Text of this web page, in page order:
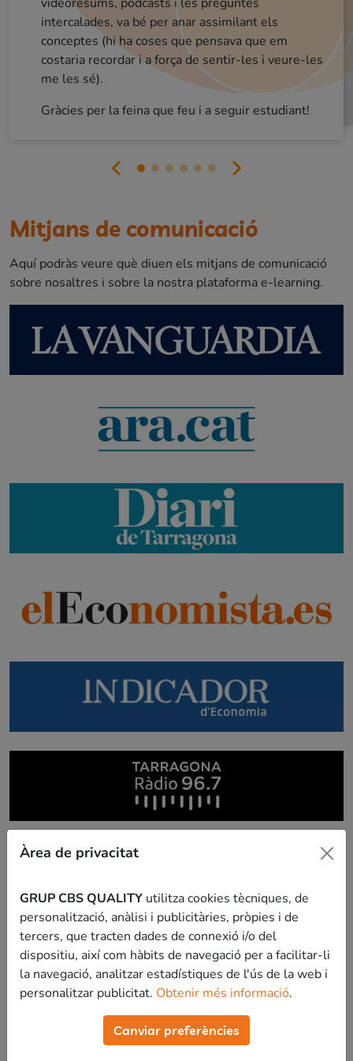
intercalades, va bé per anar assimilant els
conceptes (hi ha coses que pensava que em
costaria recordar i a força de sentir-les i veure-les
me les sé).
Gràcies per la feina que feu i a seguir estudiant!
sobretodo ENHORABUENA!
lo que haces.
Mitjans de comunicació
Aquí podràs veure què diuen els mitjans de comunicació
sobre nosaltres i sobre la nostra plataforma e-learning.
Àrea de privacitat
GRUP CBS QUALITY utilitza cookies tècniques, de
personalització, anàlisi i publicitàries, pròpies i de
tercers, que tracten dades de connexió i/o del
dispositiu, així com hàbits de navegació per a facilitar-li
la navegació, analitzar estadístiques de l'ús de la web i
personalitzar publicitat. Obtenir més informació.
Canviar preferències